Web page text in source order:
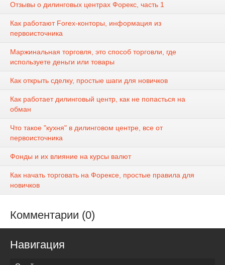
Отзывы о дилинговых центрах Форекс, часть 1
Как работают Forex-конторы, информация из
первоисточника
Маржинальная торговля, это способ торговли, где
используете деньги или товары
Как открыть сделку, простые шаги для новичков
Как работает дилинговый центр, как не попасться на
обман
Что такое "кухня" в дилинговом центре, все от
первоисточника
Фонды и их влияние на курсы валют
Как начать торговать на Форексе, простые правила для
новичков
Комментарии (0)
Навигация